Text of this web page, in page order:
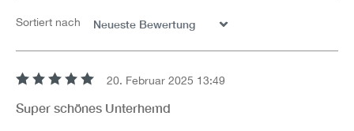
Sortiert nach
20. Februar 2025 13:49
Super schönes Unterhemd